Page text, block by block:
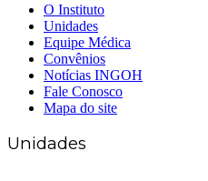
O Instituto
Unidades
Equipe Médica
Convênios
Notícias INGOH
Fale Conosco
Mapa do site
Unidades